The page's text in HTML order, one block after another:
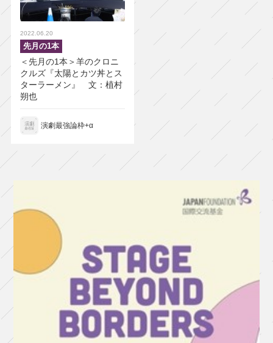
2022.06.20
先月の1本
＜先月の1本＞羊のクロニ
クルズ『太陽とカツ丼とス
ターラーメン』 文：植村
朔也
演劇最強論枠+α